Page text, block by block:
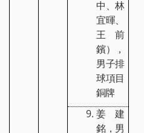
中、林
宜暉、
王前
鑌），
男子排
球項目
銅牌
姜建
銘，男